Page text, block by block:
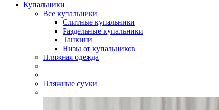
Купальники
Все купальники
Слитные купальники
Раздельные купальники
Танкини
Низы от купальников
Пляжная одежда
Пляжные сумки